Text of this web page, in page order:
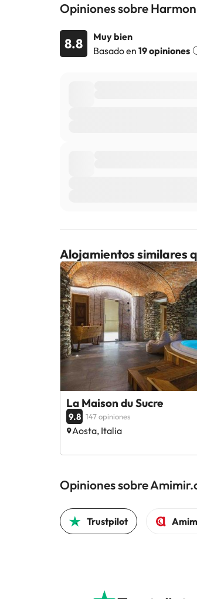
Opiniones sobre
8.8
Muy bien
Basado en 19 opiniones
Alojamientos similares
La Maison du Sucre
9.8 147 opiniones
Aosta, Italia
Opiniones sobre
Trustpilot